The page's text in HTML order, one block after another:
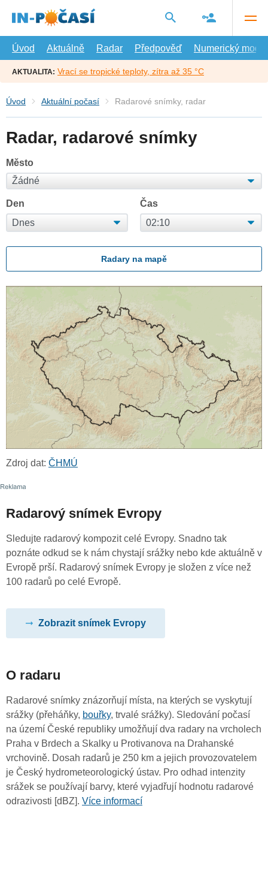
hlavní
Úvod
Aktuálně Radar Předpověď Numerický model
AKTUALITA: Vrací se tropické teploty, zítra až 35 °C
Úvod Aktuální počasí Radarové snímky, radar
Radar, radarové snímky
Město
Den Čas
Radary na mapě
Zdroj dat: ČHMÚ
Radarový snímek Evropy
Sledujte radarový kompozit celé Evropy. Snadno tak
poznáte odkud se k nám chystají srážky nebo kde aktuálně v
Evropě prší. Radarový snímek Evropy je složen z více než
100 radarů po celé Evropě.
Zobrazit snímek Evropy
O radaru
Radarové snímky znázorňují místa, na kterých se vyskytují
srážky (přeháňky, bouřky, trvalé srážky). Sledování počasí
na území České republiky umožňují dva radary na vrcholech
Praha v Brdech a Skalky u Protivanova na Drahanské
vrchovině. Dosah radarů je 250 km a jejich provozovatelem
je Český hydrometeorologický ústav. Pro odhad intenzity
srážek se používají barvy, které vyjadřují hodnotu radarové
odrazivosti [dBZ]. Více informací